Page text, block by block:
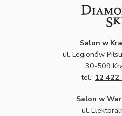
Salon w
ul. Legionów
30-509
tel.: 12 422
Salon w
ul.